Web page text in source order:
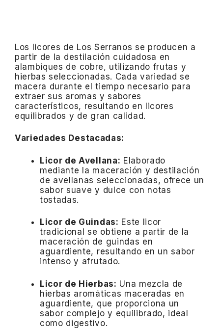
Los licores de Los Serranos se producen a
partir de la destilación cuidadosa en
alambiques de cobre, utilizando frutas y
hierbas seleccionadas. Cada variedad se
macera durante el tiempo necesario para
extraer sus aromas y sabores
característicos, resultando en licores
equilibrados y de gran calidad.
Variedades Destacadas:
Licor de Avellana: Elaborado
mediante la maceración y destilación
de avellanas seleccionadas, ofrece un
sabor suave y dulce con notas
tostadas.
Licor de Guindas: Este licor
tradicional se obtiene a partir de la
maceración de guindas en
aguardiente, resultando en un sabor
intenso y afrutado.
Licor de Hierbas: Una mezcla de
hierbas aromáticas maceradas en
aguardiente, que proporciona un
sabor complejo y equilibrado, ideal
como digestivo.